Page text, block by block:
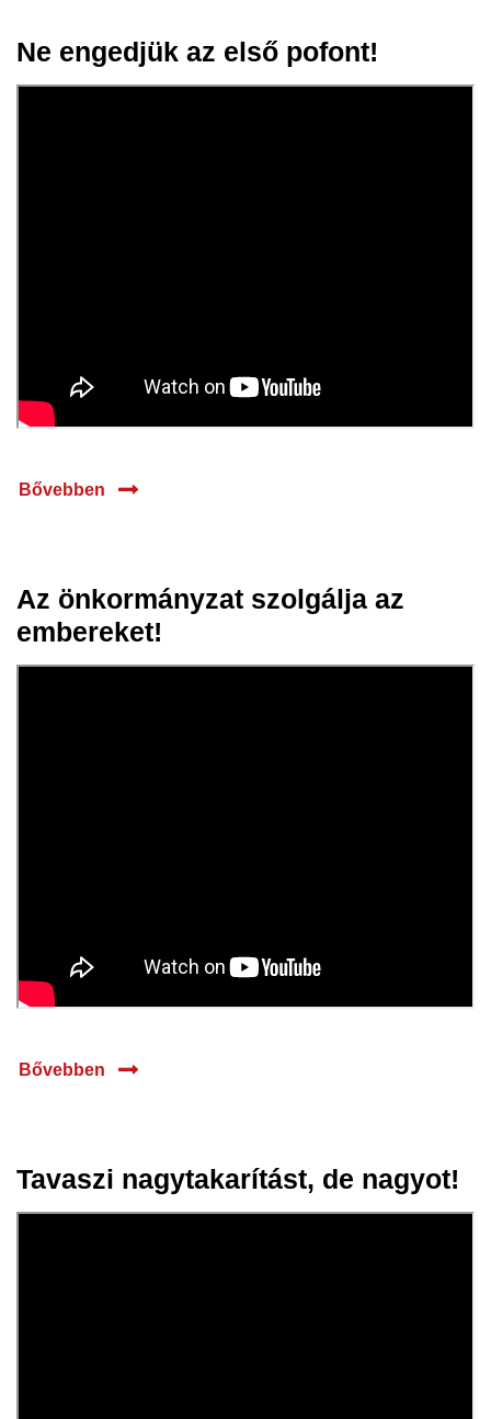
05 ápr.
Ne engedjük az első pofont!
Bővebben
28 márc.
2024
Az önkormányzat szolgálja az
embereket!
Bővebben
Tavaszi nagytakarítást, de nagyot!